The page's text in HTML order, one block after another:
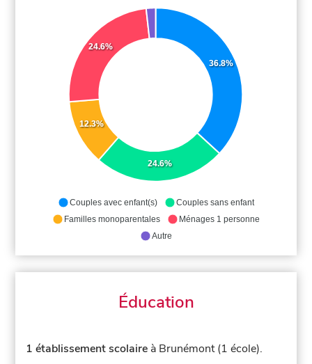
36.8%
24.6%
12.3%
24.6%
Couples avec enfant(s)
Couples sans enfant
Familles monoparentales
Ménages 1 personne
Autre
Éducation
1 établissement scolaire à Brunémont (1 école).